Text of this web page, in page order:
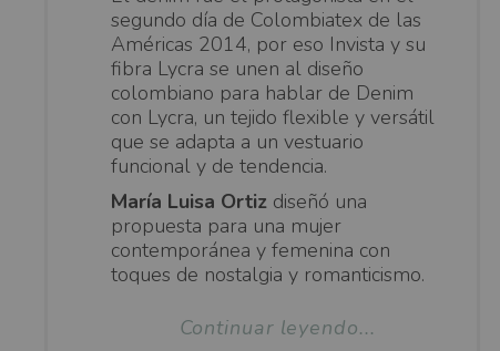
segundo día de Colombiatex de las
Américas 2014, por eso Invista y su
fibra Lycra se unen al diseño
colombiano para hablar de Denim
con Lycra, un tejido flexible y versátil
que se adapta a un vestuario
funcional y de tendencia.
María Luisa Ortiz diseñó una
propuesta para una mujer
contemporánea y femenina con
toques de nostalgia y romanticismo.
Continuar leyendo...